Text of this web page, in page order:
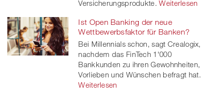
Versicherungsprodukte. Weiterlesen
Ist Open Banking der neue
Wettbewerbsfaktor für Banken?
Bei Millennials schon, sagt Crealogix,
nachdem das FinTech 1'000
Bankkunden zu ihren Gewohnheiten,
Vorlieben und Wünschen befragt hat.
Weiterlesen